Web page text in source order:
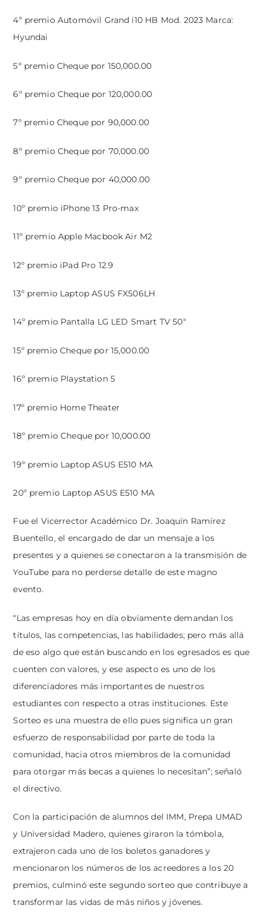
4º premio Automóvil Grand i10 HB Mod. 2023 Marca:
Hyundai
5º premio Cheque por 150,000.00
6º premio Cheque por 120,000.00
7º premio Cheque por 90,000.00
8º premio Cheque por 70,000.00
9º premio Cheque por 40,000.00
10º premio iPhone 13 Pro-max
11º premio Apple Macbook Air M2
12º premio iPad Pro 12.9
13º premio Laptop ASUS FX506LH
14º premio Pantalla LG LED Smart TV 50″
15º premio Cheque por 15,000.00
16º premio Playstation 5
17º premio Home Theater
18º premio Cheque por 10,000.00
19º premio Laptop ASUS E510 MA
20º premio Laptop ASUS E510 MA
Fue el Vicerrector Académico Dr. Joaquín Ramírez
Buentello, el encargado de dar un mensaje a los
presentes y a quienes se conectaron a la transmisión de
YouTube para no perderse detalle de este magno
evento.
“Las empresas hoy en día obviamente demandan los
títulos, las competencias, las habilidades; pero más allá
de eso algo que están buscando en los egresados es que
cuenten con valores, y ese aspecto es uno de los
diferenciadores más importantes de nuestros
estudiantes con respecto a otras instituciones. Este
Sorteo es una muestra de ello pues significa un gran
esfuerzo de responsabilidad por parte de toda la
comunidad, hacia otros miembros de la comunidad
para otorgar más becas a quienes lo necesitan”; señaló
el directivo.
Con la participación de alumnos del IMM, Prepa UMAD
y Universidad Madero, quienes giraron la tómbola,
extrajeron cada uno de los boletos ganadores y
mencionaron los números de los acreedores a los 20
premios, culminó este segundo sorteo que contribuye a
transformar las vidas de más niños y jóvenes.